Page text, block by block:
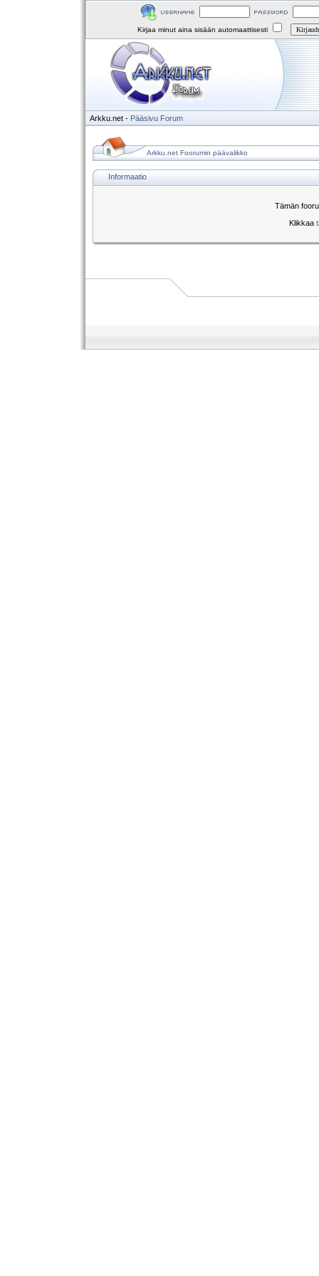
Kirjaa minut aina sisään automaattisesti
Arkku.net - Pääsivu Forum
Arkku.net Foorumin päävalikko
Informaatio
Tämän
Klikkaa